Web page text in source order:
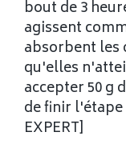
bout de 3
agissent
absorbent les
qu'elles
accepter 50 g
de finir
EXPERT]